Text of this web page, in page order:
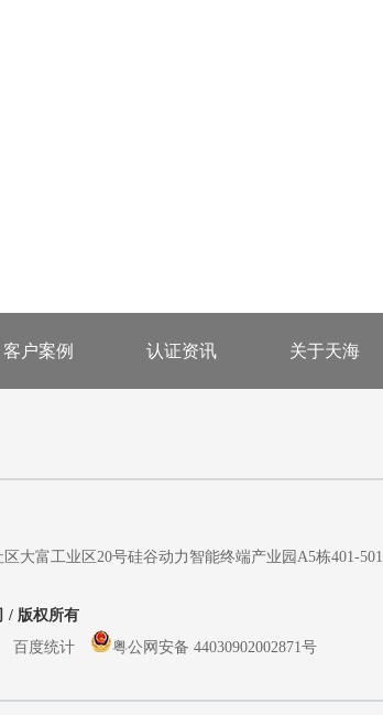
客户案例 认证资讯 关于天海
大富工业区20号硅谷动力智能终端产业园A5栋401-501
/ 版权所有
百度统计 粤公网安备 44030902002871号